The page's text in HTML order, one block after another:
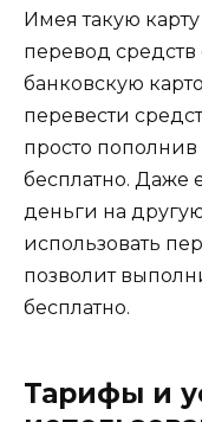
Имея такую
перевод средств
банковскую
перевести
просто пополнив
бесплатно. Даже
деньги на
использовать
позволит
бесплатно.
Тарифы и